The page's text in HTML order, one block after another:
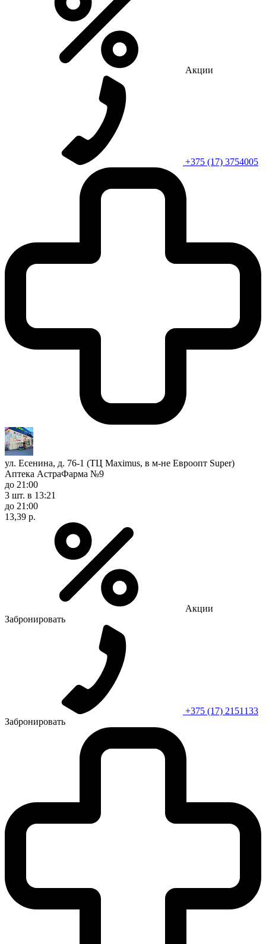
Акции
+375 (17) 3754005
ул. Есенина, д. 76-1 (ТЦ Maximus, в м-не Евроопт Super)
Аптека АстраФарма №9
до 21:00
3 шт. в 13:21
до 21:00
13,39 р.
Акции
Забронировать
+375 (17) 2151133
Забронировать